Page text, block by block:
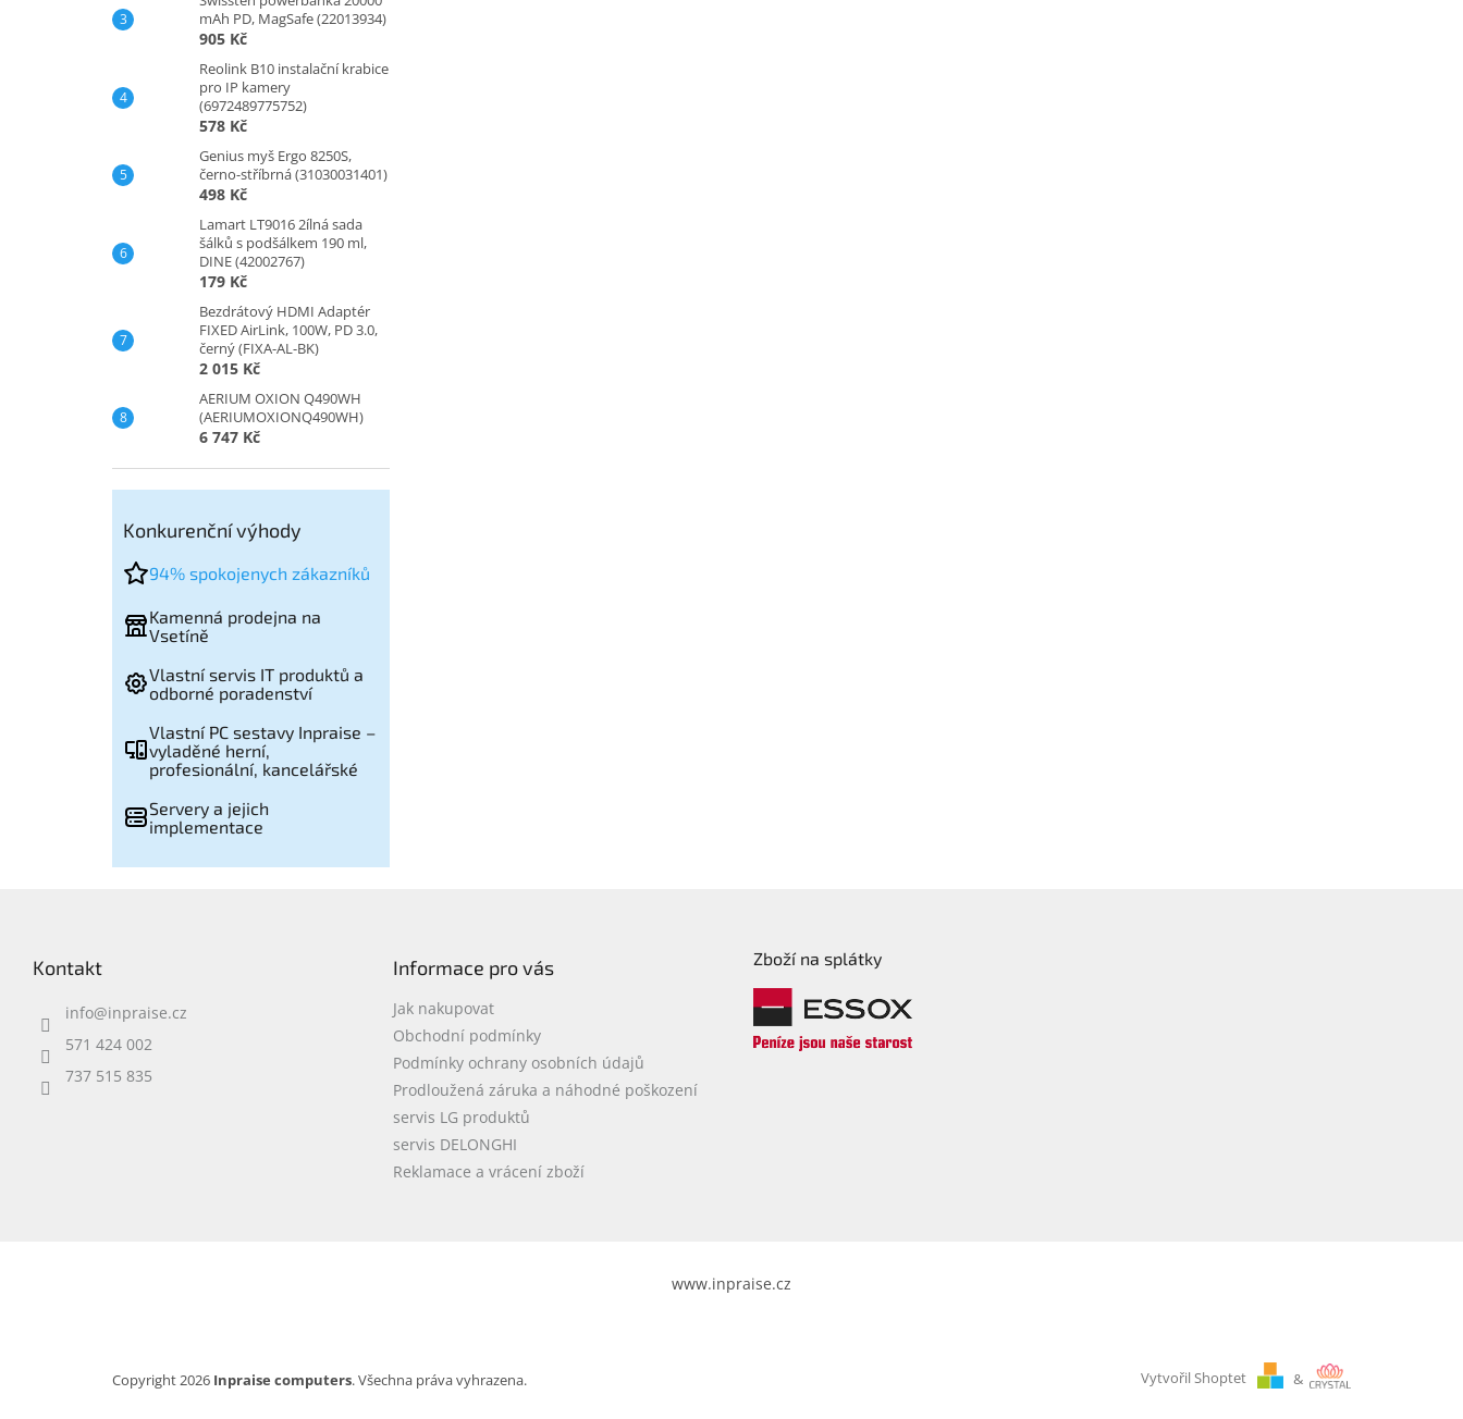
mAh PD, MagSafe (22013934)
905 Kč
Reolink B10 instalační krabice
pro IP kamery
(6972489775752)
578 Kč
Genius myš Ergo 8250S,
černo-stříbrná (31030031401)
498 Kč
Lamart LT9016 2ílná sada
šálků s podšálkem 190 ml,
DINE (42002767)
179 Kč
Bezdrátový HDMI Adaptér
FIXED AirLink, 100W, PD 3.0,
černý (FIXA-AL-BK)
2 015 Kč
AERIUM OXION Q490WH
(AERIUMOXIONQ490WH)
6 747 Kč
Konkurenční výhody
94% spokojenych zákazníků
Kamenná prodejna na
Vsetíně
Vlastní servis IT produktů a
odborné poradenství
Vlastní PC sestavy Inpraise –
vyladěné herní,
profesionální, kancelářské
Servery a jejich
implementace
Kontakt
info@inpraise.cz
571 424 002
737 515 835
Informace pro vás
Jak nakupovat
Obchodní podmínky
Podmínky ochrany osobních údajů
Prodloužená záruka a náhodné poškození
servis LG produktů
servis DELONGHI
Reklamace a vrácení zboží
Zboží na splátky
www.inpraise.cz
Vytvořil Shoptet &
Copyright 2026 Inpraise computers. Všechna práva vyhrazena.